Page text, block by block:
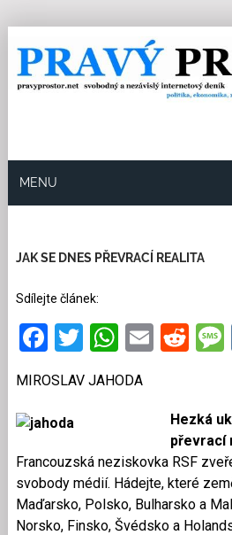
MENU
JAK SE DNES PŘEVRACÍ REALITA
Sdílejte článek:
Facebook
TwitterEmail
MIROSLAV JAHODA
Hezká
převrací
Francouzská neziskovka RSF
svobody médií. Hádejte, které
Maďarsko, Polsko, Bulharsko a
Norsko, Finsko, Švédsko a